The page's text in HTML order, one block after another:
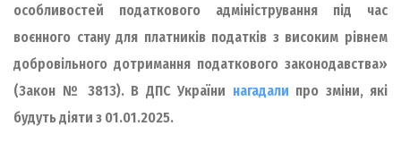
особливостей податкового адміністрування під час
воєнного стану для платників податків з високим рівнем
добровільного дотримання податкового законодавства»
(Закон № 3813). В ДПС України нагадали про зміни, які
будуть діяти з 01.01.2025.